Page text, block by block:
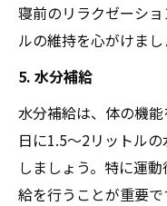
寝前のリラクゼーシ
ルの維持を心がけまし
5. 水分補給
水分補給は、体の機
日に1.5〜2リットル
しましょう。特に運
給を行うことが重要で